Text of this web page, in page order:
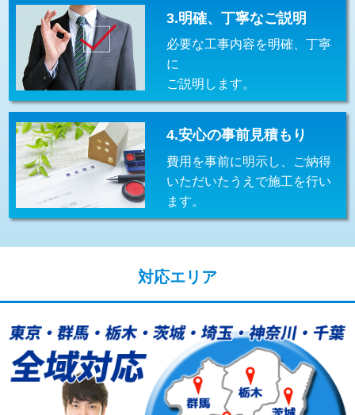
交換・取付（その他部品） 11,000円+材料費
持込商品取付（単水栓） 13,200円
持込商品取付（混合水栓） 16,500円
持込商品取付（浄水器・分岐水栓） 16,500円
給水管工事※（ホール加工) 16,500円
給水管工事※（バンド止め) 3,300円
給水管工事※（支持金具設置)
業)
給水管工事※（塩ビ管（VP・HI）使
用/3ｍまで)
33,000円
給水管工事※（塩ビ管（VP・HI）使
用（追加）/3ｍ超え)
+8,800円
3.明確、丁寧なご説明
必要な工事内容を明確、丁寧
に
ご説明します。
4.安心の事前見積もり
費用を事前に明示し、ご納得
いただいたうえで施工を行い
ます。
対応エリア